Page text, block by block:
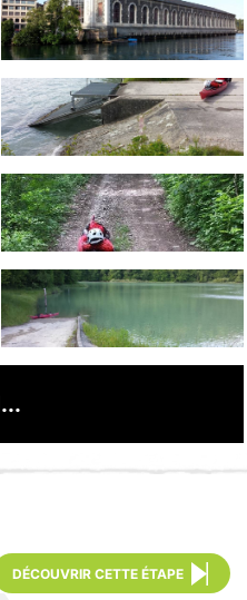
DÉCOUVRIR CETTE ÉTAPE